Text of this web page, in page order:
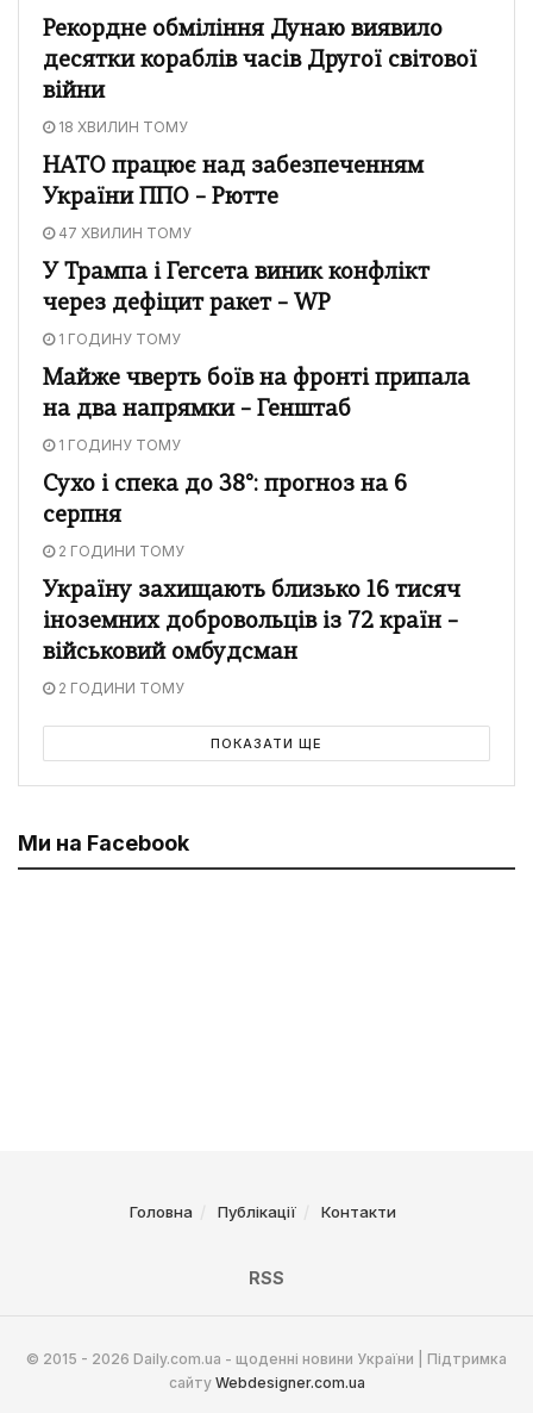
Рекордне обміління Дунаю виявило
десятки кораблів часів Другої світової
війни
18 ХВИЛИН ТОМУ
НАТО працює над забезпеченням
України ППО – Рютте
47 ХВИЛИН ТОМУ
У Трампа і Гегсета виник конфлікт
через дефіцит ракет – WP
1 ГОДИНУ ТОМУ
Майже чверть боїв на фронті припала
на два напрямки – Генштаб
1 ГОДИНУ ТОМУ
Сухо і спека до 38°: прогноз на 6
серпня
2 ГОДИНИ ТОМУ
Україну захищають близько 16 тисяч
іноземних добровольців із 72 країн –
військовий омбудсман
2 ГОДИНИ ТОМУ
ПОКАЗАТИ ЩЕ
Ми на Facebook
Головна Публікації Контакти
RSS
© 2015 - 2026 Daily.com.ua - щоденні новини України | Підтримка
сайту Webdesigner.com.ua